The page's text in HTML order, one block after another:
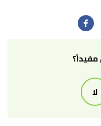
novaivffertility
artfertilityclinics
لا